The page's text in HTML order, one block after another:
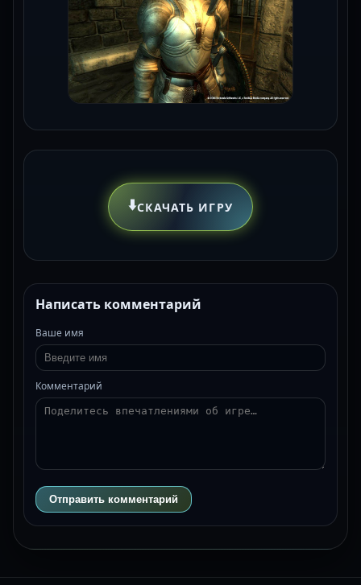
⬇️СКАЧАТЬ ИГРУ
Написать комментарий
Ваше имя
Комментарий
Отправить комментарий